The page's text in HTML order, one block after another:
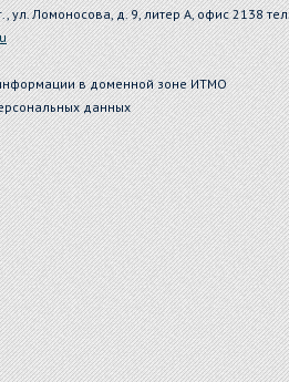
ул. Ломоносова, д. 9, литер А, офис 2138
в доменной зоне ИТМО
данных